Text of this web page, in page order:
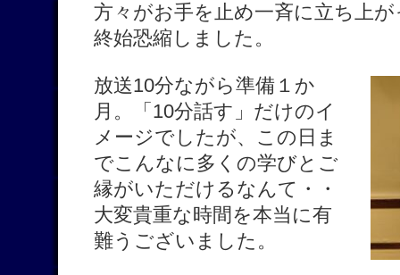
方々がお手を止め一斉に立ち上
終始恐縮しました。
放送10分ながら準備１か
月。「10分話す」だけのイ
メージでしたが、この日ま
でこんなに多くの学びとご
縁がいただけるなんて・・
大変貴重な時間を本当に有
難うございました。